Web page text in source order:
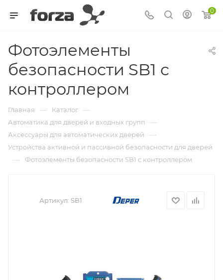
0
Фотоэлементы
безопасности SB1 с
контроллером
Главная — Каталог —
Автоматика для дверей и входных групп —
Аксессуары для автоматических дверей —
Устройства активной и пассивной безопасности для дверей
— Фотоэлементы безопасности SB1 с контроллером
Артикул: SB1